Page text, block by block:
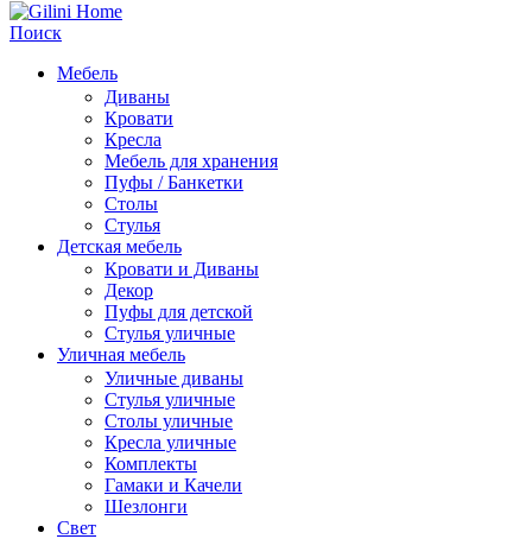
Поиск
Мебель
Диваны
Кровати
Кресла
Мебель для хранения
Пуфы / Банкетки
Столы
Стулья
Детская мебель
Кровати и Диваны
Декор
Пуфы для детской
Стулья уличные
Уличная мебель
Уличные диваны
Стулья уличные
Столы уличные
Кресла уличные
Комплекты
Гамаки и Качели
Шезлонги
Свет